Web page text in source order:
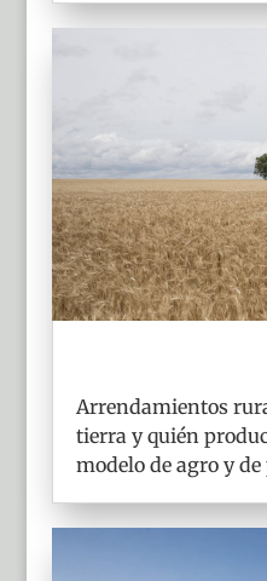
Arrendamientos
tierra y quién
modelo de agro y de